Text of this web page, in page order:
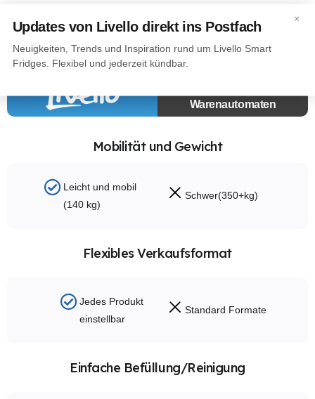
Smarter Kühlschrank vs. Traditionelle
Automaten
Warenautomaten
Mobilität und Gewicht
Leicht und mobil
(140 kg)
Schwer(350+kg)
Flexibles Verkaufsformat
Jedes Produkt
einstellbar
Standard Formate
Einfache Befüllung/Reinigung
×
Updates von Livello direkt ins Postfach
Neuigkeiten, Trends und Inspiration rund um Livello Smart
Fridges. Flexibel und jederzeit kündbar.